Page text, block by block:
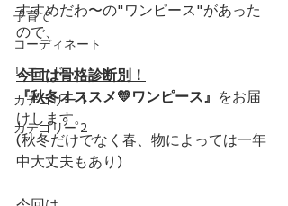
子育て
コーディネート
リモード
カテゴリー 1
カテゴリー 2
すすめだわ〜の"ワンピース"があった
ので、
今回は骨格診断別！
『秋冬オススメ💛ワンピース』 をお届
けします。
(秋冬だけでなく春、物によっては一年
中大丈夫もあり)